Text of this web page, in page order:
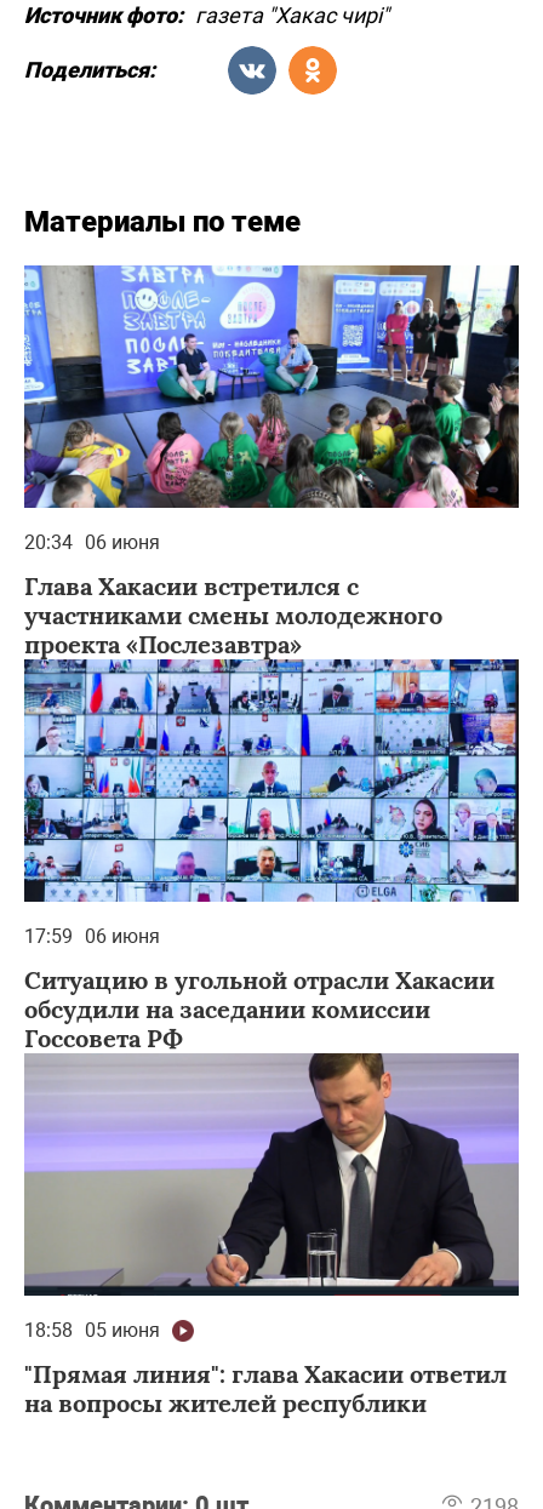
Источник фото: газета "Хакас чирi"
Поделиться:
Материалы по теме
20:34 06 июня
Глава Хакасии встретился с
участниками смены молодежного
проекта «Послезавтра»
17:59 06 июня
Ситуацию в угольной отрасли Хакасии
обсудили на заседании комиссии
Госсовета РФ
18:58 05 июня
"Прямая линия": глава Хакасии ответил
на вопросы жителей республики